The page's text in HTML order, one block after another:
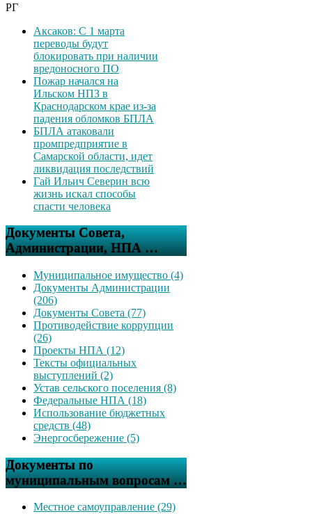
РГ
Аксаков: С 1 марта
переводы будут
блокировать при наличии
вредоносного ПО
Пожар начался на
Ильском НПЗ в
Краснодарском крае из-за
падения обломков БПЛА
БПЛА атаковали
промпредприятие в
Самарской области, идет
ликвидация последствий
Гай Ильич Северин всю
жизнь искал способы
спасти человека
Документы Совета,
Администрации, НПА …
Муниципальное имущество (4)
Документы Администрации
(206)
Документы Совета (77)
Противодействие коррупции
(26)
Проекты НПА (12)
Тексты официальных
выступлений (2)
Устав сельского поселения (8)
Федеральные НПА (18)
Использование бюджетных
средств (48)
Энергосбережение (5)
Документы по
муниципальным вопросам …
Местное самоуправление (29)